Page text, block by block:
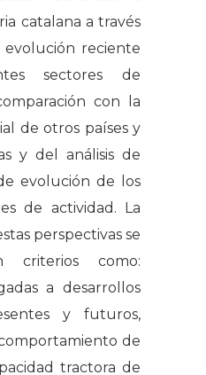
catalana a través
reciente
sectores de
con la
de otros países y
y del análisis de
evolución de los
de actividad. La
perspectivas se
criterios como:
a desarrollos
y futuros,
de
tractora de